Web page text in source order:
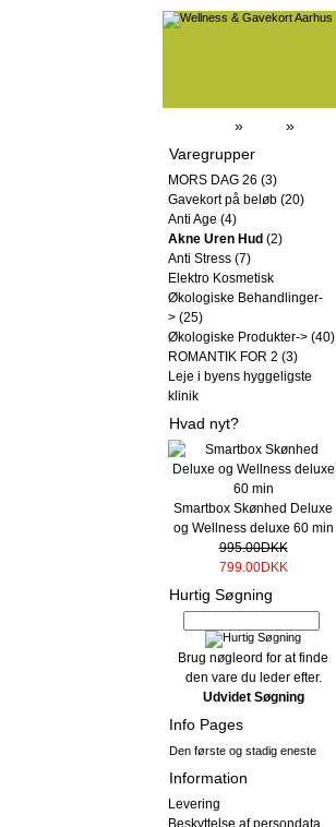
» »
Varegrupper
MORS DAG 26 (3)
Gavekort på beløb (20)
Anti Age (4)
Akne Uren Hud (2)
Anti Stress (7)
Elektro Kosmetisk
Økologiske Behandlinger-
> (25)
Økologiske Produkter-> (40)
ROMANTIK FOR 2 (3)
Leje i byens hyggeligste
klinik
Hvad nyt?
Smartbox Skønhed Deluxe
og Wellness deluxe 60 min
995.00DKK
799.00DKK
Hurtig Søgning
Brug nøgleord for at finde
den vare du leder efter.
Udvidet Søgning
Info Pages
Den første og stadig eneste
Information
Levering
Beskyttelse af persondata